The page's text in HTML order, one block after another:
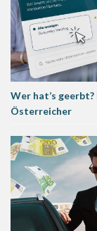
Wer hat’s
Österreicher